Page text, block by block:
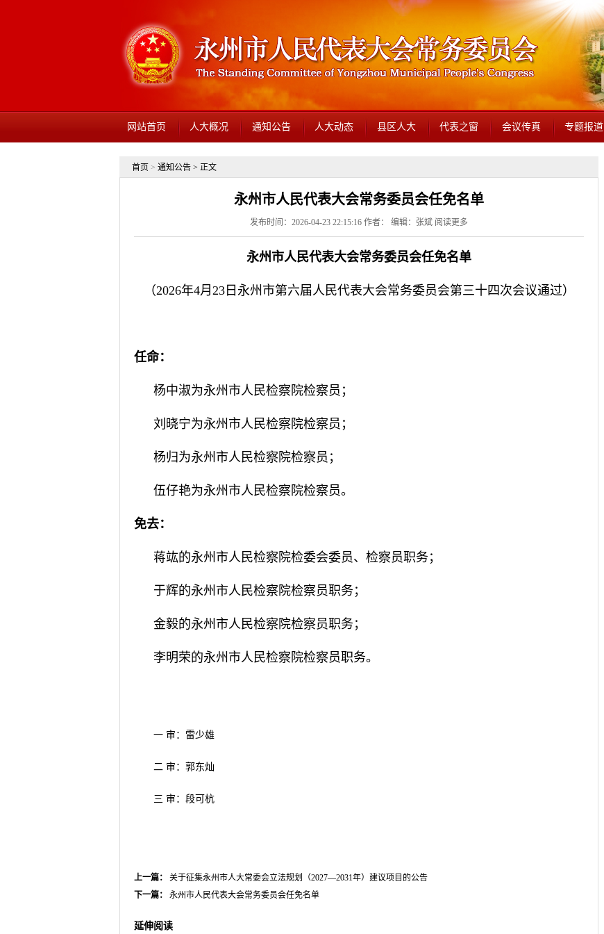
网站首页 人大概况 通知公告 人大动态 县区人大 代表之窗 会议传真 专题报道
首页 > 通知公告 > 正文
永州市人民代表大会常务委员会任免名单
发布时间：2026-04-23 22:15:16 作者： 编辑：张斌 阅读更多
永州市人民代表大会常务委员会任免名单
（2026年4月23日永州市第六届人民代表大会常务委员会第三十四次会议通过）
任命：
杨中淑为永州市人民检察院检察员；
刘晓宁为永州市人民检察院检察员；
杨归为永州市人民检察院检察员；
伍仔艳为永州市人民检察院检察员。
免去：
蒋竑的永州市人民检察院检委会委员、检察员职务；
于辉的永州市人民检察院检察员职务；
金毅的永州市人民检察院检察员职务；
李明荣的永州市人民检察院检察员职务。
一 审：雷少雄
二 审：郭东灿
三 审：段可杭
上一篇：
关于征集永州市人大常委会立法规划（2027—2031年）建议项目的公告
下一篇：
永州市人民代表大会常务委员会任免名单
延伸阅读